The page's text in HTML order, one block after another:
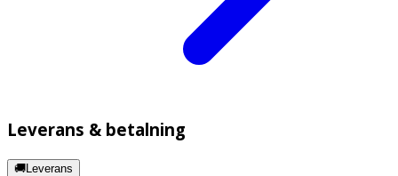
Leverans & betalning
🚚Leverans